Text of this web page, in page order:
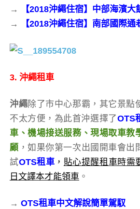
→
【2018沖繩住宿】中部海濱大
→
【2018沖繩住宿】南部國際通
3. 沖繩租車
沖繩除了市中心那霸，其它景點
不太方便，為此首沖選擇了OTS
車、機場接送服務、現場取車教
顧 ，如果你第一次出國開車會出
試OTS租車 ， 貼心提醒租車時需
日文譯本才能領車 。
→ OTS租車中文解說簡單駕馭